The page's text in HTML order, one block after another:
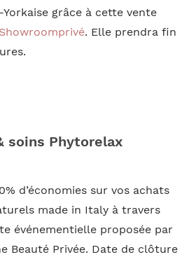
grâce à cette vente
Showroomprivé. Elle prendra fin
soins Phytorelax
d’économies sur vos achats
made in Italy à travers
événementielle proposée par
Beauté Privée. Date de clôture